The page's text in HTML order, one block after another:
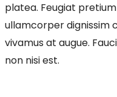
platea. Feugiat
ullamcorper dignissim
vivamus at augue.
non nisi est.